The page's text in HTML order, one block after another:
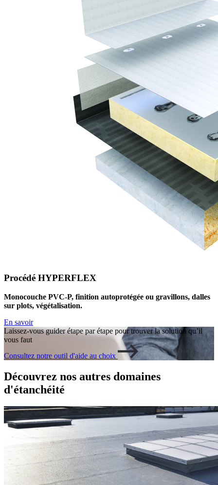
Procédé HYPERFLEX
Monocouche PVC-P, finition autoprotégée ou gravillons, dalles
sur plots, végétalisation.
En savoir
Laissez-vous guider étape par étape pour trouver la solution qu’il
vous faut
Consultez notre outil d'aide au choix
Découvrez nos autres domaines
d'étanchéité